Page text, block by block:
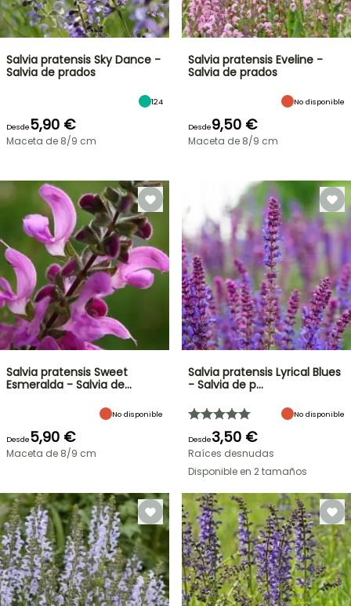
Salvia pratensis Sky Dance -
Salvia de prados
124
Desde5,90 €
Maceta de 8/9 cm
Salvia pratensis Eveline -
Salvia de prados
No disponible
Desde9,50 €
Maceta de 8/9 cm
Salvia pratensis Sweet
Esmeralda - Salvia de…
No disponible
Desde5,90 €
Maceta de 8/9 cm
Salvia pratensis Lyrical Blues
- Salvia de p…
No disponible
Desde3,50 €
Raíces desnudas
Disponible en 2 tamaños